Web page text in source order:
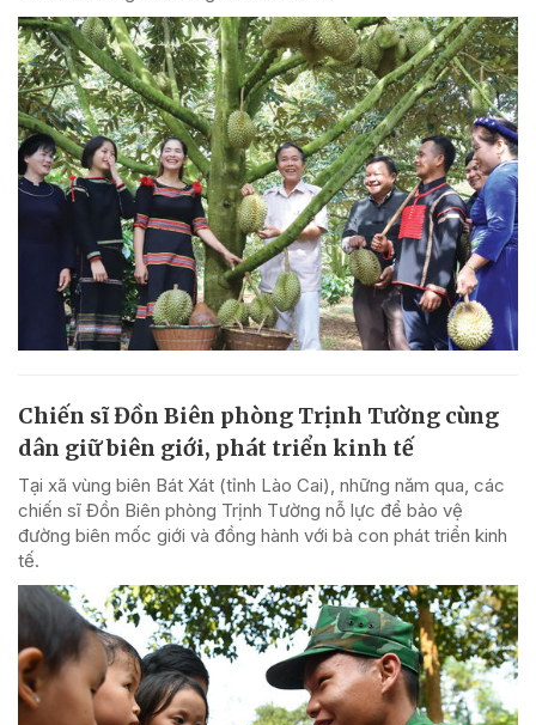
Chiến sĩ Đồn Biên phòng Trịnh Tường cùng
dân giữ biên giới, phát triển kinh tế
Tại xã vùng biên Bát Xát (tỉnh Lào Cai), những năm qua, các
chiến sĩ Đồn Biên phòng Trịnh Tường nỗ lực để bảo vệ
đường biên mốc giới và đồng hành với bà con phát triển kinh
tế.